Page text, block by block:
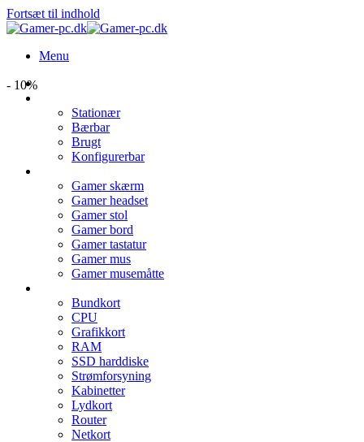
Fortsæt til indhold
Menu
Stationær
Bærbar
Brugt
Konfigurerbar
Gamer skærm
Gamer headset
Gamer stol
Gamer bord
Gamer tastatur
Gamer mus
Gamer musemåtte
Bundkort
CPU
Grafikkort
RAM
SSD harddiske
Strømforsyning
Kabinetter
Lydkort
Router
Netkort
- 10%